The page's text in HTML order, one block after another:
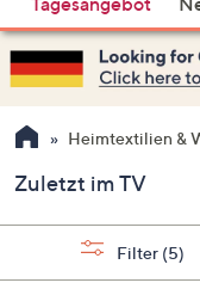
heute?
Vorschläge
verfügbar
sind,
verwenden
Sie
Pfeiltasten
nach
und
Heimtextilien &
Zuletzt im TV
Filter (5)